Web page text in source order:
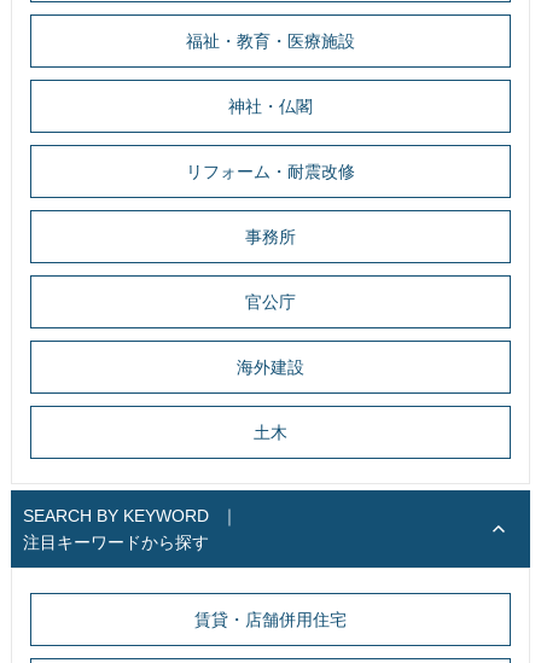
福祉・教育・医療施設
神社・仏閣
リフォーム・耐震改修
事務所
官公庁
海外建設
土木
SEARCH BY KEYWORD
｜
注目キーワードから探す
賃貸・店舗併用住宅